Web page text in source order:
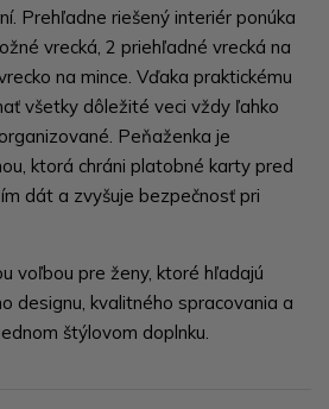
Prehľadne riešený interiér ponúka
vrecká, 2 priehľadné vrecká na
na mince. Vďaka praktickému
všetky dôležité veci vždy ľahko
Peňaženka je
ktorá chráni platobné karty pred
dát a zvyšuje bezpečnosť pri
voľbou pre ženy, ktoré hľadajú
designu, kvalitného spracovania a
štýlovom doplnku.